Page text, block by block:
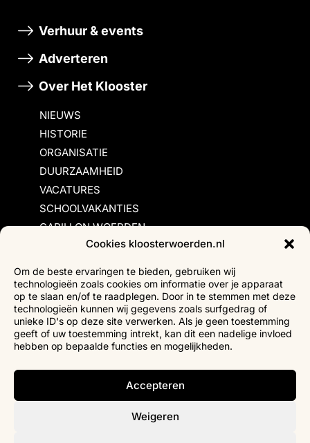
Cookies kloosterwoerden.nl
Om de beste ervaringen te bieden, gebruiken wij
technologieën zoals cookies om informatie over je apparaat
op te slaan en/of te raadplegen. Door in te stemmen met deze
technologieën kunnen wij gegevens zoals surfgedrag of
unieke ID's op deze site verwerken. Als je geen toestemming
geeft of uw toestemming intrekt, kan dit een nadelige invloed
hebben op bepaalde functies en mogelijkheden.
Accepteren
Weigeren
Verhuur & events
Adverteren
Over Het Klooster
NIEUWS
HISTORIE
ORGANISATIE
DUURZAAMHEID
VACATURES
SCHOOLVAKANTIES
CARILLON WOERDEN
Inschrijvingsvoorwaarden
Bezoekersvoorwaarden
Huurvoorwaarden
Privacyverklaring
Ticketverkoop